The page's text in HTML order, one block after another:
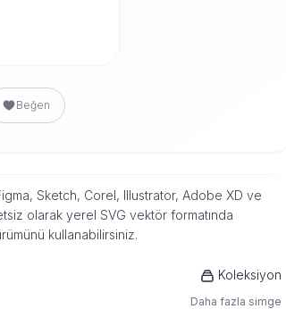
Beğen
Sketch, Corel, Illustrator, Adobe XD ve
olarak yerel SVG vektör formatında
kullanabilirsiniz.
Koleksiyon
Daha fazla simge